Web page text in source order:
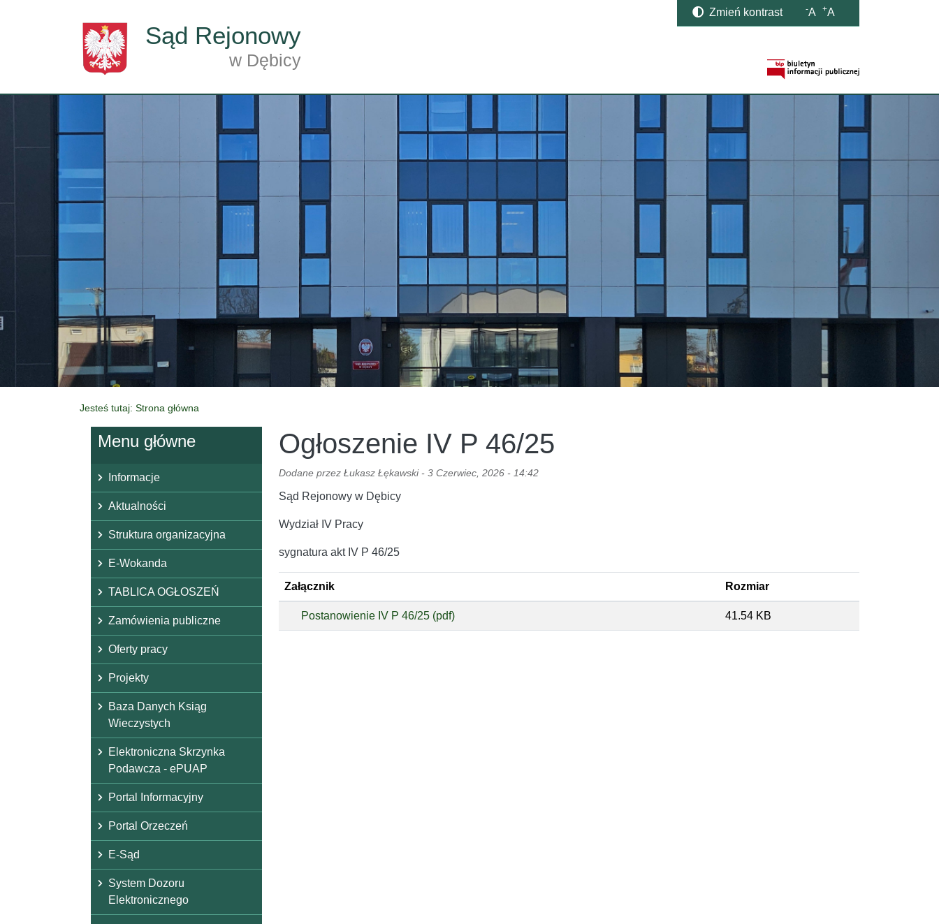
Sąd Rejonowy
w Dębicy
Zmień kontrast -A +A
Strona BIP
Jesteś tutaj: Strona główna
Ogłoszenie IV P 46/25
Dodane przez Łukasz Łękawski- 3 Czerwiec, 2026 - 14:42
Sąd Rejonowy w Dębicy
Wydział IV Pracy
sygnatura akt IV P 46/25
Załącznik Rozmiar
Postanowienie IV P 46/25 (pdf) 41.54 KB
Menu główne
Informacje
Aktualności
Struktura organizacyjna
E-Wokanda
TABLICA OGŁOSZEŃ
Zamówienia publiczne
Oferty pracy
Projekty
Baza Danych Ksiąg
Wieczystych
Elektroniczna Skrzynka
Podawcza - ePUAP
Portal Informacyjny
Portal Orzeczeń
E-Sąd
System Dozoru
Elektronicznego